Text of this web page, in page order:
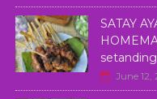
SATAY
June 12,